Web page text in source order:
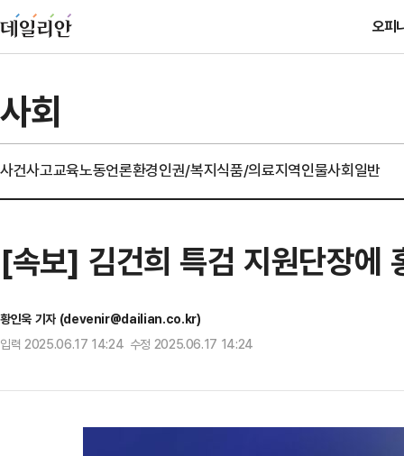
오피
사회
사건사고교육노동언론환경인권/복지식품/의료지역인물사회일반
[속보] 김건희 특검 지원단장에
황인욱 기자 (devenir@dailian.co.kr)
입력 2025.06.17 14:24 수정 2025.06.17 14:24